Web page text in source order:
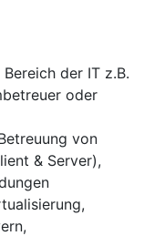
der IT z.B.
oder
von
& Server),